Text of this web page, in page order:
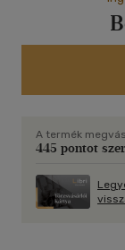
A termék
445 pontot